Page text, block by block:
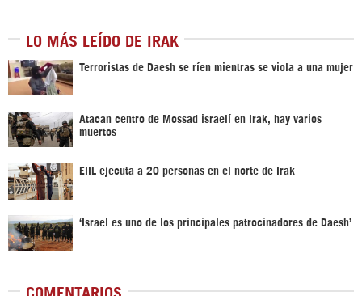
LO MÁS LEÍDO DE IRAK
Terroristas de Daesh se ríen mientras se viola a una mujer
Atacan centro de Mossad israelí en Irak, hay varios
muertos
EIIL ejecuta a 20 personas en el norte de Irak
‘Israel es uno de los principales patrocinadores de Daesh’
COMENTARIOS